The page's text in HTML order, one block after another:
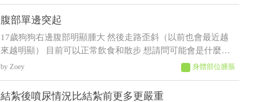
太喝水 我們都是罐頭加水或羊奶稀釋給牠才會喝 這樣子可能
是什麼疾病呀 建議要做什麼檢查呢
腹部單邊突起
17歲狗狗右邊腹部明顯腫大 然後走路歪斜（以前也會最近越
來越明顯） 目前可以正常飲食和散步 想請問可能會是什麼狀
況，謝謝
Zoey 身體部位腫脹
結紮後噴尿情況比結紮前更多更嚴重